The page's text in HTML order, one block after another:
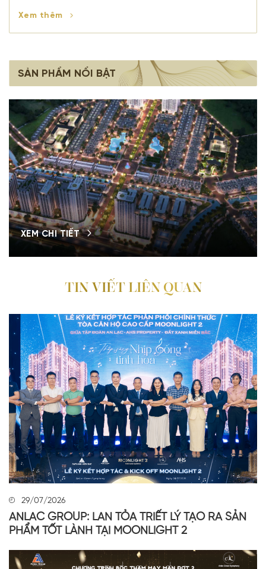
Xem thêm
SẢN PHẨM NỔI BẬT
XEM CHI TIẾT
TIN VIẾT LIÊN QUAN
29/07/2026
ANLAC GROUP: LAN TỎA TRIẾT LÝ TẠO RA SẢN
PHẨM TỐT LÀNH TẠI MOONLIGHT 2